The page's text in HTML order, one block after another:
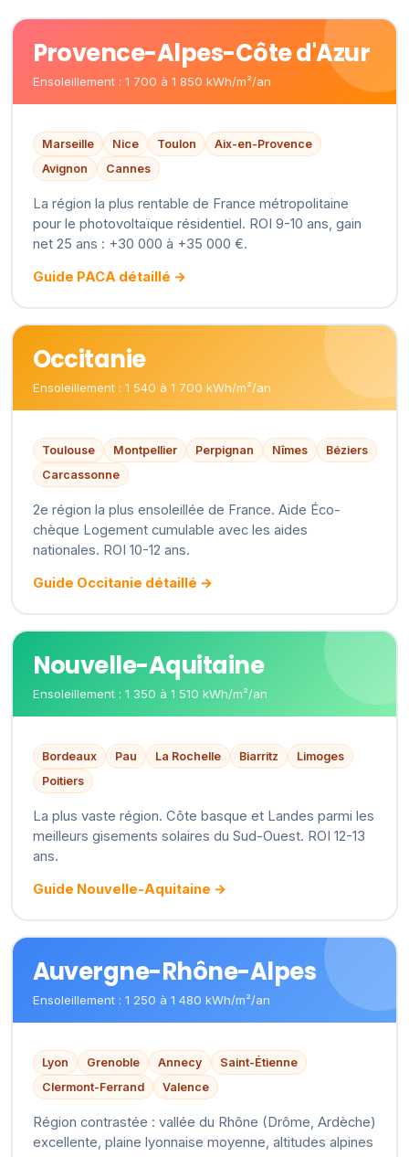
Provence-Alpes-Côte d'Azur
Ensoleillement : 1 700 à 1 850 kWh/m²/an
Marseille Nice Toulon
Aix-en-Provence
Avignon
Cannes
La région la plus rentable de France métropolitaine
pour le photovoltaïque résidentiel. ROI 9-10 ans, gain
net 25 ans : +30 000 à +35 000 €.
Guide PACA détaillé →
Occitanie
Ensoleillement : 1 540 à 1 700 kWh/m²/an
Toulouse Montpellier Perpignan Nîmes
Béziers
Carcassonne
2e région la plus ensoleillée de France. Aide Éco-
chèque Logement cumulable avec les aides
nationales. ROI 10-12 ans.
Guide Occitanie détaillé →
Nouvelle-Aquitaine
Ensoleillement : 1 350 à 1 510 kWh/m²/an
Bordeaux Pau La Rochelle Biarritz
Limoges
Poitiers
La plus vaste région. Côte basque et Landes parmi les
meilleurs gisements solaires du Sud-Ouest. ROI 12-13
ans.
Guide Nouvelle-Aquitaine →
Auvergne-Rhône-Alpes
Ensoleillement : 1 250 à 1 480 kWh/m²/an
Lyon Grenoble Annecy
Saint-Étienne
Clermont-Ferrand
Valence
Région contrastée : vallée du Rhône (Drôme, Ardèche)
excellente, plaine lyonnaise moyenne, altitudes alpines